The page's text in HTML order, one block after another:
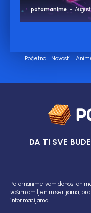
potamanime -
Početna Novosti
DA TI SVE
Potamanime vam donosi
vašim omiljenim serijama,
informacijama.